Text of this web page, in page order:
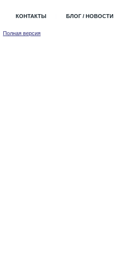
КОНТАКТЫ БЛОГ / НОВОСТИ
Полная версия